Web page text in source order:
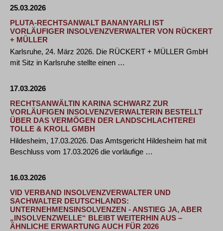
25.03.2026
PLUTA-RECHTSANWALT BANANYARLI IST
VORLÄUFIGER INSOLVENZVERWALTER VON RÜCKERT
+ MÜLLER
Karlsruhe, 24. März 2026. Die RÜCKERT + MÜLLER GmbH
mit Sitz in Karlsruhe stellte einen …
17.03.2026
RECHTSANWÄLTIN KARINA SCHWARZ ZUR
VORLÄUFIGEN INSOLVENZVERWALTERIN BESTELLT
ÜBER DAS VERMÖGEN DER LANDSCHLACHTEREI
TOLLE & KROLL GMBH
Hildesheim, 17.03.2026. Das Amtsgericht Hildesheim hat mit
Beschluss vom 17.03.2026 die vorläufige …
16.03.2026
VID VERBAND INSOLVENZVERWALTER UND
SACHWALTER DEUTSCHLANDS:
UNTERNEHMENSINSOLVENZEN - ANSTIEG JA, ABER
„INSOLVENZWELLE“ BLEIBT WEITERHIN AUS –
ÄHNLICHE ERWARTUNG AUCH FÜR 2026